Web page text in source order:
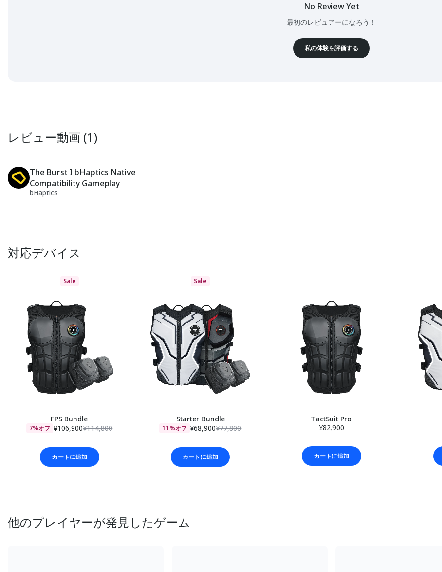
No Review Yet
最初のレビュアーになろう！
私の体験を評価する
レビュー動画 (1)
The Burst I bHaptics Native
Compatibility Gameplay
bHaptics
対応デバイス
Sale
FPS Bundle
7%オフ ¥106,900¥114,800
カートに追加
Sale
Starter Bundle
11%オフ ¥68,900¥77,800
カートに追加
TactSuit Pro
¥82,900
カートに追加
他のプレイヤーが発見したゲーム